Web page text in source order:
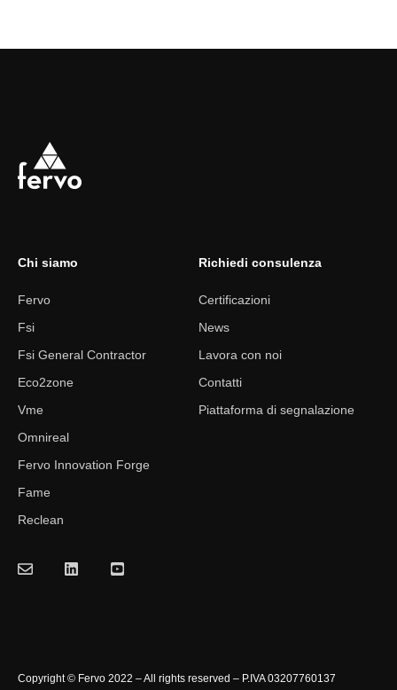
Chi siamo
Fervo
Fsi
Fsi General Contractor
Eco2zone
Vme
Omnireal
Fervo Innovation Forge
Fame
Reclean
Richiedi consulenza
Certificazioni
News
Lavora con noi
Contatti
Piattaforma di segnalazione
Copyright © Fervo 2022 – All rights reserved – P.IVA 03207760137